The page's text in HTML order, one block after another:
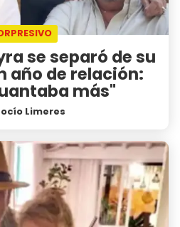
se separó de su
año de relación:
más"
Limeres